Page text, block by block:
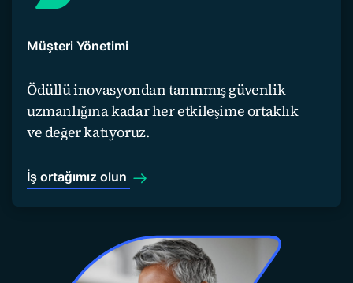
Müşteri Yönetimi
Ödüllü inovasyondan tanınmış güvenlik
uzmanlığına kadar her etkileşime ortaklık
ve değer katıyoruz.
İş ortağımız olun